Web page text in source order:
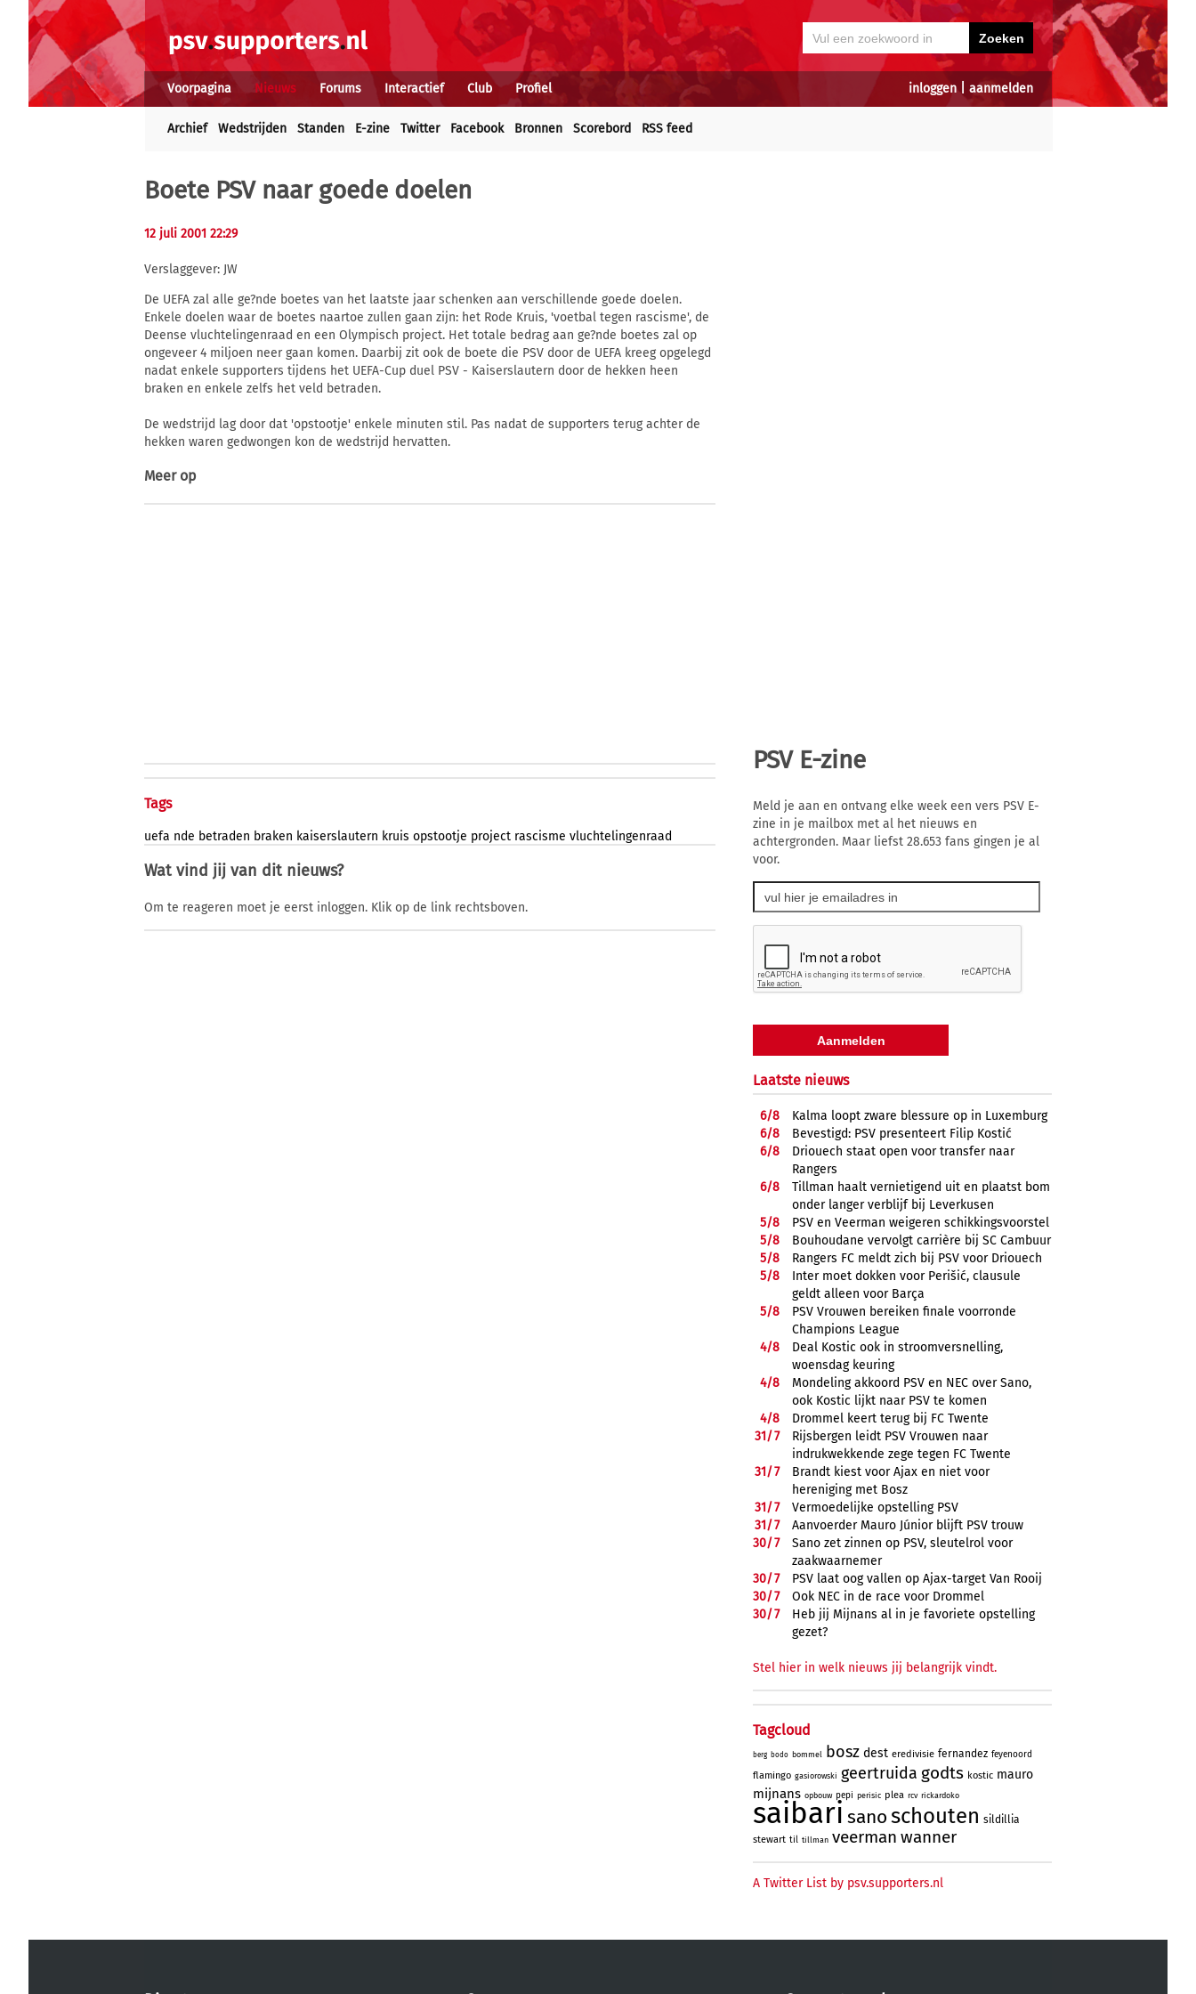
inloggen| aanmelden
Voorpagina Nieuws Forums Interactief Club Profiel
Archief Wedstrijden Standen E-zine Twitter Facebook Bronnen Scorebord RSS feed
Boete PSV naar goede doelen
12 juli 2001 22:29
Verslaggever: JW
De UEFA zal alle ge?nde boetes van het laatste jaar schenken aan verschillende goede doelen.
Enkele doelen waar de boetes naartoe zullen gaan zijn: het Rode Kruis, 'voetbal tegen rascisme', de
Deense vluchtelingenraad en een Olympisch project. Het totale bedrag aan ge?nde boetes zal op
ongeveer 4 miljoen neer gaan komen. Daarbij zit ook de boete die PSV door de UEFA kreeg opgelegd
nadat enkele supporters tijdens het UEFA-Cup duel PSV - Kaiserslautern door de hekken heen
braken en enkele zelfs het veld betraden.
De wedstrijd lag door dat 'opstootje' enkele minuten stil. Pas nadat de supporters terug achter de
hekken waren gedwongen kon de wedstrijd hervatten.
Meer op
Tags
uefa nde betraden braken kaiserslautern kruis opstootje project rascisme vluchtelingenraad
Wat vind jij van dit nieuws?
Om te reageren moet je eerst inloggen. Klik op de link rechtsboven.
PSV E-zine
Meld je aan en ontvang elke week een vers PSV E-
zine in je mailbox met al het nieuws en
achtergronden. Maar liefst 28.653 fans gingen je al
voor.
Laatste nieuws
6/8
Kalma loopt zware blessure op in Luxemburg
6/8
Bevestigd: PSV presenteert Filip Kostić
6/8
Driouech staat open voor transfer naar
Rangers
6/8
Tillman haalt vernietigend uit en plaatst bom
onder langer verblijf bij Leverkusen
5/8
PSV en Veerman weigeren schikkingsvoorstel
5/8
Bouhoudane vervolgt carrière bij SC Cambuur
5/8
Rangers FC meldt zich bij PSV voor Driouech
5/8
Inter moet dokken voor Perišić, clausule
geldt alleen voor Barça
5/8
PSV Vrouwen bereiken finale voorronde
Champions League
4/8
Deal Kostic ook in stroomversnelling,
woensdag keuring
4/8
Mondeling akkoord PSV en NEC over Sano,
ook Kostic lijkt naar PSV te komen
4/8
Drommel keert terug bij FC Twente
31/7
Rijsbergen leidt PSV Vrouwen naar
indrukwekkende zege tegen FC Twente
31/7
Brandt kiest voor Ajax en niet voor
hereniging met Bosz
31/7
Vermoedelijke opstelling PSV
31/7
Aanvoerder Mauro Júnior blijft PSV trouw
30/7
Sano zet zinnen op PSV, sleutelrol voor
zaakwaarnemer
30/7
PSV laat oog vallen op Ajax-target Van Rooij
30/7
Ook NEC in de race voor Drommel
30/7
Heb jij Mijnans al in je favoriete opstelling
gezet?
Stel hier in welk nieuws jij belangrijk vindt.
Tagcloud
berg bodo bommel bosz dest eredivisie fernandez feyenoord
flamingo gasiorowski geertruida godts kostic mauro
mijnans opbouw pepi perisic plea rcv rickardoko
saibari sanoschouten sildillia
stewart til tillman veerman wanner
A Twitter List by psv.supporters.nl